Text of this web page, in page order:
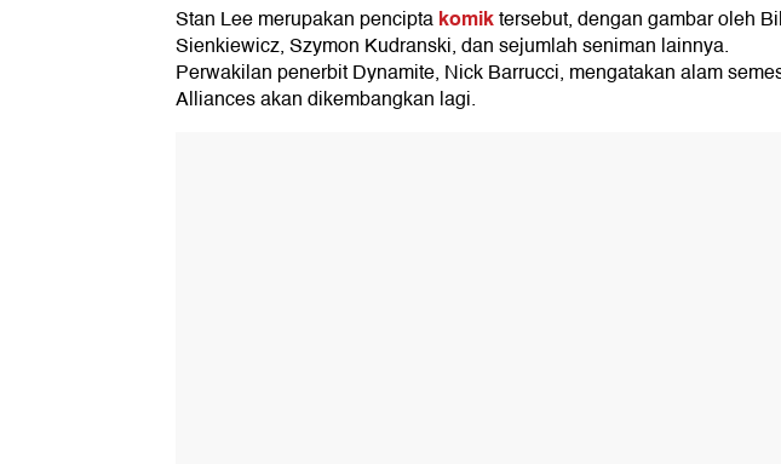
Stan Lee merupakan penciptakomiktersebut, dengan gambar oleh
Sienkiewicz, Szymon Kudranski, dan sejumlah seniman lainnya.
Perwakilan penerbit Dynamite, Nick Barrucci, mengatakan alam
Alliances akan dikembangkan lagi.